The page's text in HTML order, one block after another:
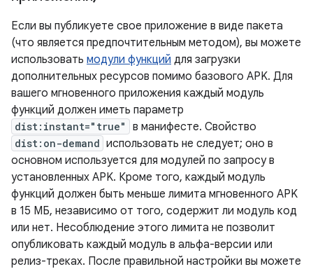
Если вы публикуете свое приложение в виде пакета
(что является предпочтительным методом), вы можете
использовать модули функций для загрузки
дополнительных ресурсов помимо базового APK. Для
вашего мгновенного приложения каждый модуль
функций должен иметь параметр
dist:instant="true" в манифесте. Свойство
dist:on-demand использовать не следует; оно в
основном используется для модулей по запросу в
установленных APK. Кроме того, каждый модуль
функций должен быть меньше лимита мгновенного APK
в 15 МБ, независимо от того, содержит ли модуль код
или нет. Несоблюдение этого лимита не позволит
опубликовать каждый модуль в альфа-версии или
релиз-треках. После правильной настройки вы можете